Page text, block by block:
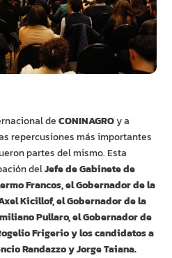
deCONINAGROy a
repercusiones más importantes
partes del mismo. Esta
delJefe de Gabinete de
Francos, el Gobernador de la
Kicillof, el Gobernador de la
Pullaro, el Gobernador de
Frigerio y los candidatos a
Randazzo y Jorge Taiana.